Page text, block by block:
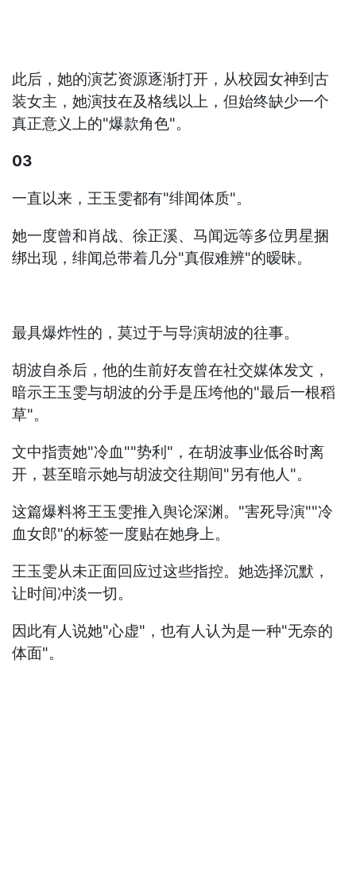
此后，她的演艺资源逐渐打开，从校园女神到古
装女主，她演技在及格线以上，但始终缺少一个
真正意义上的"爆款角色"。
03
一直以来，王玉雯都有"绯闻体质"。
她一度曾和肖战、徐正溪、马闻远等多位男星捆
绑出现，绯闻总带着几分"真假难辨"的暧昧。
最具爆炸性的，莫过于与导演胡波的往事。
胡波自杀后，他的生前好友曾在社交媒体发文，
暗示王玉雯与胡波的分手是压垮他的"最后一根稻
草"。
文中指责她"冷血""势利"，在胡波事业低谷时离
开，甚至暗示她与胡波交往期间"另有他人"。
这篇爆料将王玉雯推入舆论深渊。"害死导演""冷
血女郎"的标签一度贴在她身上。
王玉雯从未正面回应过这些指控。她选择沉默，
让时间冲淡一切。
因此有人说她"心虚"，也有人认为是一种"无奈的
体面"。